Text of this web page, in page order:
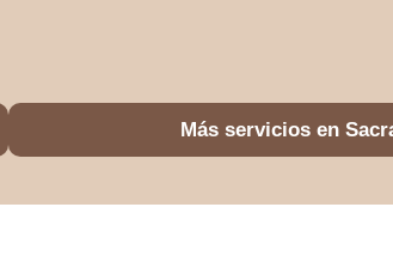
Más servicios en